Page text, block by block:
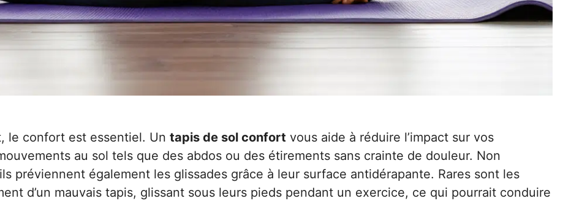
le confort est essentiel. Un tapis de sol confort vous aide à réduire l’impact sur vos
au sol tels que des abdos ou des étirements sans crainte de douleur. Non
préviennent également les glissades grâce à leur surface antidérapante. Rares sont les
d’un mauvais tapis, glissant sous leurs pieds pendant un exercice, ce qui pourrait conduire